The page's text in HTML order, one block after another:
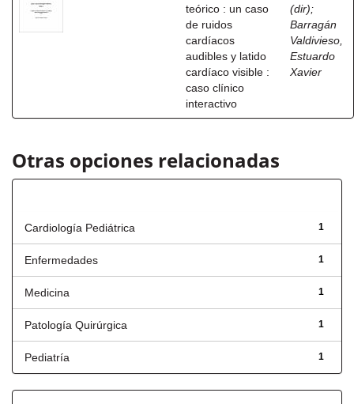
teórico : un caso
de ruidos
cardíacos
audibles y latido
cardíaco visible :
caso clínico
interactivo
(dir);
Barragán
Valdivieso,
Estuardo
Xavier
Otras opciones relacionadas
1
Cardiología Pediátrica
1
Enfermedades
1
Medicina
1
Patología Quirúrgica
1
Pediatría